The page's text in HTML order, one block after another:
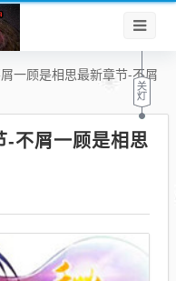
一顾是相思最新章节-不屑
-不屑一顾是相思